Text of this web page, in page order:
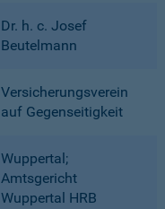
Dr. h. c. Josef
Beutelmann
Versicherungsverein
auf Gegenseitigkeit
Wuppertal;
Amtsgericht
Wuppertal HRB